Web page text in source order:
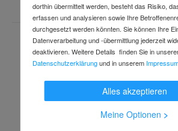
Hager
16A,10kA,1M NDN116
Art.-Nr.74418290
Lieferzeit: 1 Arbeitstag
dorthin übermittelt werden, besteht das Risiko,
erfassen und analysieren sowie Ihre
durchgesetzt werden könnten. Sie können Ihre
Datenverarbeitung und -übermittlung jederzeit
deaktivieren. Weitere Details finden Sie in
Datenschutzerklärungund in unserem
Alles akzeptieren
Meine Optionen >